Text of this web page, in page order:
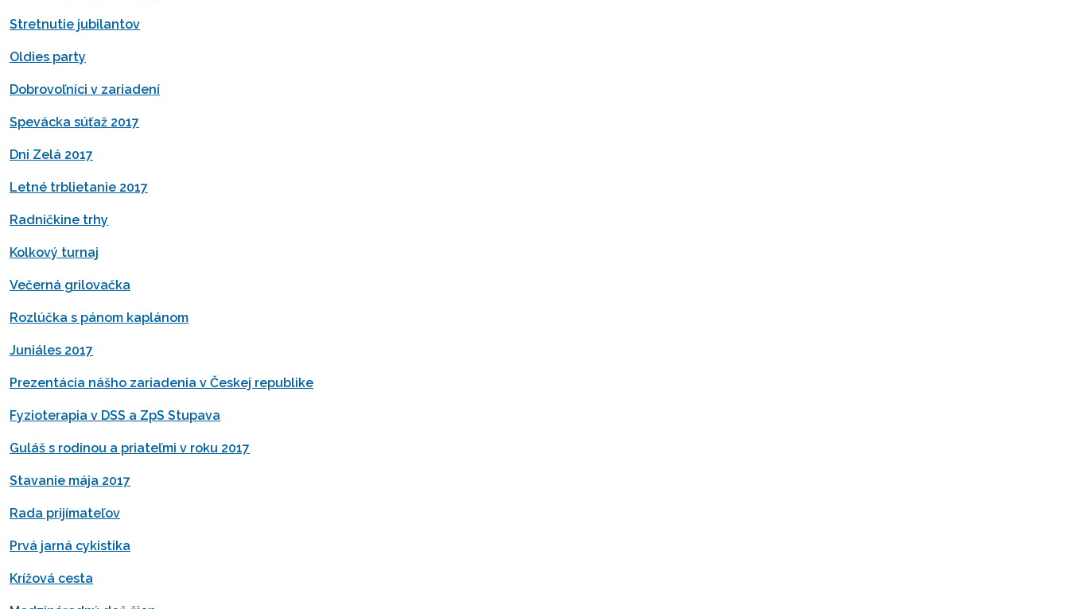
Stretnutie jubilantov
Oldies party
Dobrovoľníci v zariadení
Spevácka súťaž 2017
Dni Zelá 2017
Letné trblietanie 2017
Radničkine trhy
Kolkový turnaj
Večerná grilovačka
Rozlúčka s pánom kaplánom
Juniáles 2017
Prezentácia nášho zariadenia v Českej republike
Fyzioterapia v DSS a ZpS Stupava
Guláš s rodinou a priateľmi v roku 2017
Stavanie mája 2017
Rada prijímateľov
Prvá jarná cykistika
Krížová cesta